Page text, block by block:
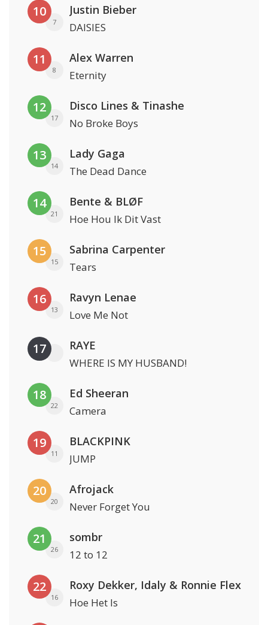
10
7
Justin Bieber
DAISIES
11
8
Alex Warren
Eternity
12
17
Disco Lines & Tinashe
No Broke Boys
13
14
Lady Gaga
The Dead Dance
14
21
Bente & BLØF
Hoe Hou Ik Dit Vast
15
15
Sabrina Carpenter
Tears
16
13
Ravyn Lenae
Love Me Not
17 RAYE
WHERE IS MY HUSBAND!
18
22
Ed Sheeran
Camera
19
11
BLACKPINK
JUMP
20
20
Afrojack
Never Forget You
21
26
sombr
12 to 12
22
16
Roxy Dekker, Idaly & Ronnie Flex
Hoe Het Is